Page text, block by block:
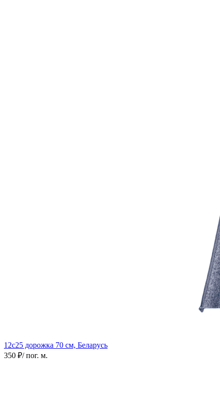
12с25 дорожка 70 см, Беларусь
350 ₽/ пог. м.